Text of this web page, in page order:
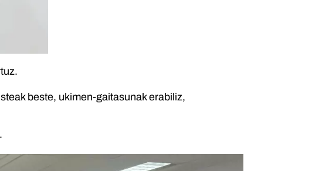
beste, ukimen-gaitasunak erabiliz,